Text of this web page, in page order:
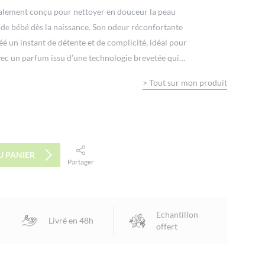
conçu pour nettoyer en douceur la peau
bébé dès la naissance. Son odeur réconfortante
un instant de détente et de complicité, idéal pour
un parfum issu d’une technologie brevetée qui
d’origine naturelle contient un extrait de
sous contrôle pédiatrique et dermatologique.
> Tout sur mon produit
PANIER
Partager
Livré en 48h
Echantillon
offert